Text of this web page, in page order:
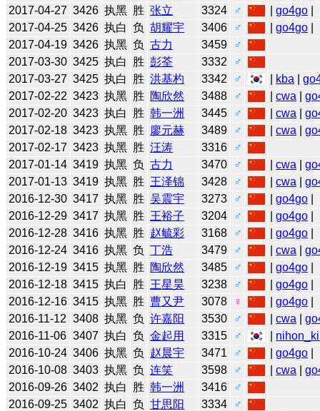
2017-04-27 3426 执黑 胜 张立 3324 ♂ |go4go
2017-04-25 3426 执白 负 胡耀宇 3406 ♂ |go4go
2017-04-19 3426 执黑 负 古力 3459
♂
2017-03-30 3425 执白 胜 彭荃 3332
♂
2017-03-27 3425 执白 胜 洪基杓 3342 ♂ kba |
2017-02-22 3423 执黑 胜 陶欣然 3488 ♂ |cwa |
2017-02-20 3423 执白 胜 韩一洲 3445 ♂ |cwa |
2017-02-18 3423 执黑 胜 廖元赫 3489 ♂ |cwa |
2017-02-17 3423 执黑 胜 汪涛 3316
♂
2017-01-14 3419 执黑 负 古力 3470 ♂ |cwa |
2017-01-13 3419 执黑 胜 王泽锦 3428 ♂ |cwa |
2016-12-30 3417 执黑 胜 吴震宇 3273 ♂ |go4go
2016-12-29 3417 执黑 胜 王裕子 3204 ♂ |go4go
2016-12-28 3416 执黑 胜 赵毓彩 3168 ♂ |go4go
2016-12-24 3416 执黑 负 丁浩 3479 ♂ |cwa |
2016-12-19 3415 执黑 胜 陶欣然 3485 ♂ |go4go
2016-12-18 3415 执白 胜 王星昊 3238 ♂ |go4go
2016-12-16 3415 执黑 胜 曹又尹 3078 ♀ |go4go
2016-11-12 3408 执黑 负 许嘉阳 3530 ♂ |cwa |
2016-11-06 3407 执白 负 金起用 3315 ♂
2016-10-24 3406 执黑 负 赵晨宇 3471 ♂ |go4go
2016-10-08 3403 执黑 负 连笑 3598 ♂ |cwa |
2016-09-26 3402 执白 胜 韩一洲 3416
♂
2016-09-25 3402 执白 负 甘思阳 3334
♂